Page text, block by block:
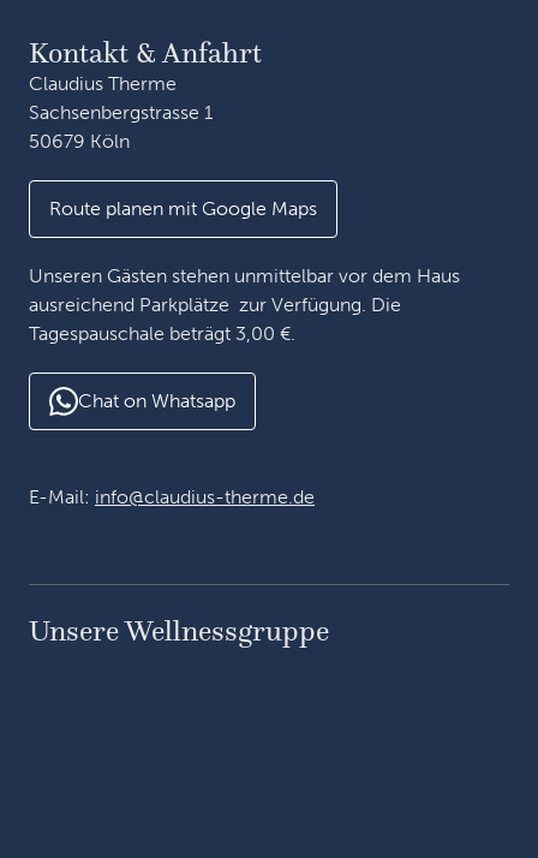
Kontakt & Anfahrt
Claudius Therme
Sachsenbergstrasse 1
50679 Köln
Route planen mit Google Maps
Unseren Gästen stehen unmittelbar vor dem Haus
ausreichend Parkplätze zur Verfügung. Die
Tagespauschale beträgt 3,00 €.
Chat on Whatsapp
E-Mail: info@claudius-therme.de
Unsere Wellnessgruppe